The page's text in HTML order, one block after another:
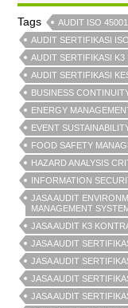
Tags
AUDIT ISO
AUDIT SERTIFIKASI
AUDIT SERTIFIKASI K3
AUDIT SERTIFIKASI
BUSINESS
ENERGY
EVENT
FOOD SAFETY
HAZARD ANALYSIS
INFORMATION
JASA AUDIT
MANAGEMENT
JASA AUDIT K3
JASA AUDIT
JASA AUDIT
JASA AUDIT
JASA AUDIT